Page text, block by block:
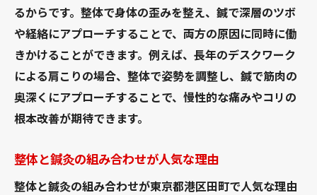
るからです。整体で身体の歪みを整え、鍼で深層のツボ
や経絡にアプローチすることで、両方の原因に同時に働
きかけることができます。例えば、長年のデスクワーク
による肩こりの場合、整体で姿勢を調整し、鍼で筋肉の
奥深くにアプローチすることで、慢性的な痛みやコリの
根本改善が期待できます。
整体と鍼灸の組み合わせが人気な理由
整体と鍼灸の組み合わせが東京都港区田町で人気な理由